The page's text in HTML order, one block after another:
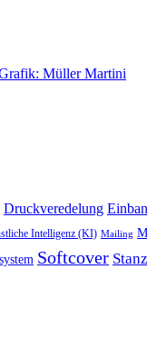
Druckveredelung
Intelligenz (KI) Mailing
Softcover